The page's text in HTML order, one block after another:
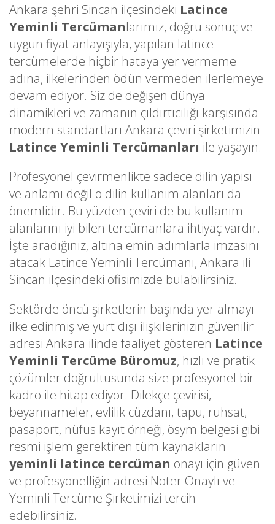
Ankara şehri Sincan ilçesindeki Latince
Yeminli Tercümanlarımız, doğru sonuç ve
uygun fiyat anlayışıyla, yapılan latince
tercümelerde hiçbir hataya yer vermeme
adına, ilkelerinden ödün vermeden ilerlemeye
devam ediyor. Siz de değişen dünya
dinamikleri ve zamanın çıldırtıcılığı karşısında
modern standartları Ankara çeviri şirketimizin
Latince Yeminli Tercümanları ile yaşayın.
Profesyonel çevirmenlikte sadece dilin yapısı
ve anlamı değil o dilin kullanım alanları da
önemlidir. Bu yüzden çeviri de bu kullanım
alanlarını iyi bilen tercümanlara ihtiyaç vardır.
İşte aradığınız, altına emin adımlarla imzasını
atacak Latince Yeminli Tercümanı, Ankara ili
Sincan ilçesindeki ofisimizde bulabilirsiniz.
Sektörde öncü şirketlerin başında yer almayı
ilke edinmiş ve yurt dışı ilişkilerinizin güvenilir
adresi Ankara ilinde faaliyet gösteren Latince
Yeminli Tercüme Büromuz, hızlı ve pratik
çözümler doğrultusunda size profesyonel bir
kadro ile hitap ediyor. Dilekçe çevirisi,
beyannameler, evlilik cüzdanı, tapu, ruhsat,
pasaport, nüfus kayıt örneği, ösym belgesi gibi
resmi işlem gerektiren tüm kaynakların
yeminli latince tercüman onayı için güven
ve profesyonelliğin adresi Noter Onaylı ve
Yeminli Tercüme Şirketimizi tercih
edebilirsiniz.